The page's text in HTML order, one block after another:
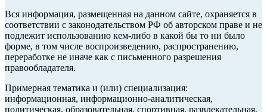
Вся информация, размещенная на данном сайте, охраняется в
соответствии с законодательством РФ об авторском праве и не
подлежит использованию кем-либо в какой бы то ни было
форме, в том числе воспроизведению, распространению,
переработке не иначе как с письменного разрешения
правообладателя.
Примерная тематика и (или) специализация:
информационная, информационно-аналитическая,
политическая, образовательная, спортивная, развлекательная,